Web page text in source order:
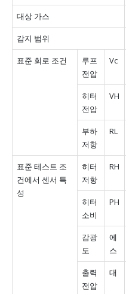
대상 가스
감지 범위
표준 회로 조건
루프
전압
Vc
히터
전압
VH
부하
저항
RL
표준 테스트 조
건에서 센서 특
성
히터
저항
RH
히터
소비
PH
감광
도
에
스
출력
전압
대